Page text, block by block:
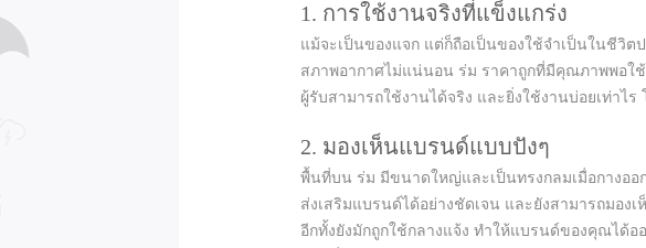
1. การใช้งานจริงที่แข็งแกร่ง
แม้จะเป็นของแจก แต่ก็ถือเป็นของใช้จำเป็นในชีวิต
สภาพอากาศไม่แน่นอน ร่ม ราคาถูกที่มีคุณภาพพอใ
ผู้รับสามารถใช้งานได้จริง และยิ่งใช้งานบ่อยเท่า
2. มองเห็นแบรนด์แบบปังๆ
พื้นที่บน ร่ม มีขนาดใหญ่และเป็นทรงกลมเมื่อกางอ
ส่งเสริมแบรนด์ได้อย่างชัดเจน และยังสามารถมอง
อีกทั้งยังมักถูกใช้กลางแจ้ง ทำให้แบรนด์ของคุณได้อ